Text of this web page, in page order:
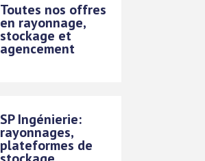
Toutes nos offres
en rayonnage,
stockage et
agencement
SP Ingénierie:
rayonnages,
plateformes de